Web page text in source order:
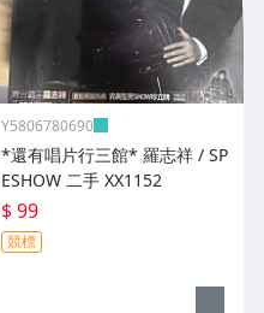
Y5806780690
*還有唱片行三館* 羅志祥 / SP
ESHOW 二手 XX1152
$ 99
競標